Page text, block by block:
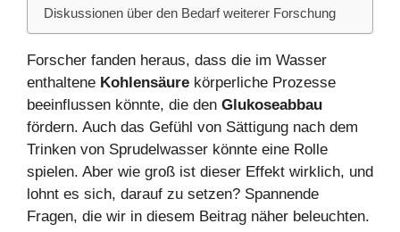
Diskussionen über den Bedarf weiterer Forschung
Forscher fanden heraus, dass die im Wasser
enthaltene Kohlensäure körperliche Prozesse
beeinflussen könnte, die den Glukoseabbau
fördern. Auch das Gefühl von Sättigung nach dem
Trinken von Sprudelwasser könnte eine Rolle
spielen. Aber wie groß ist dieser Effekt wirklich, und
lohnt es sich, darauf zu setzen? Spannende
Fragen, die wir in diesem Beitrag näher beleuchten.